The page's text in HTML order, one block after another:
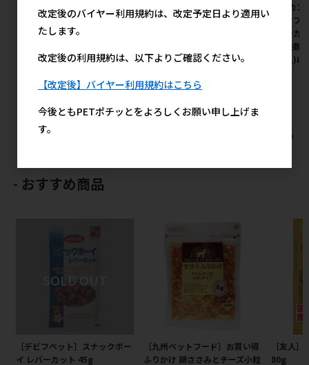
[マルカン ニッソー(直送)]ル
ームメイト交換カートリッジS
4個入 ※メーカー直送 ※発注
税抜7万円以上)にご注意下さ
メーカー希望小売価格
700円
[マルカン ニッソー(直送)]メ
キシカンハット AQ-76 ※メー
にご注意下さい
[マルカ
バイオフ
※メーカ
低発注数
円以上)
すべてのマルカン ニッソー(直送)の人気商品を見る
おすすめ商品
［デビフペット］スナックボー
イ レバーカット 45g
［九州ペットフード］お買い得
ふりかけ 鶏ささみとチーズ小粒
［友人
80g
改定後のバイヤー利用規約は、改定予定日より適用い
たします。
改定後の利用規約は、以下よりご確認ください。
【改定後】バイヤー利用規約はこちら
今後ともPETポチッとをよろしくお願い申し上げま
す。